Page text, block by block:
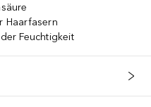
Haarfasern
Feuchtigkeit